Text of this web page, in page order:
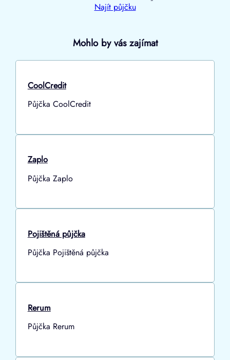
Najít půjčku
Mohlo by vás zajímat
CoolCredit
Půjčka CoolCredit
Zaplo
Půjčka Zaplo
Pojištěná půjčka
Půjčka Pojištěná půjčka
Rerum
Půjčka Rerum